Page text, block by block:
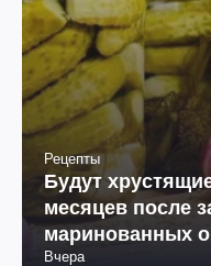
Рецепты
Будут
месяцев после
маринованных
Вчера